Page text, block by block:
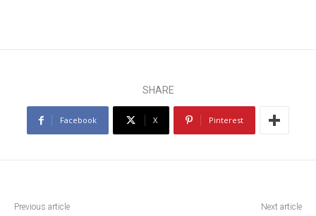
SHARE
Facebook X Pinterest
Previous article
Next article